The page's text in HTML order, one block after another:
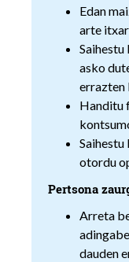
Edan
arte
Saihestu
asko
errazten
Handitu
otordu
Pertsona
Arreta
dauden